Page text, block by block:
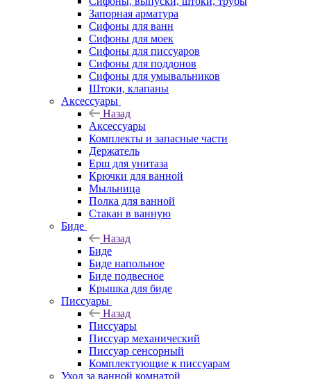
Запорная арматура
Сифоны для ванн
Сифоны для моек
Сифоны для писсуаров
Сифоны для поддонов
Сифоны для умывальников
Штоки, клапаны
Аксессуары
Назад
Аксессуары
Комплекты и запасные части
Держатель
Ерш для унитаза
Крючки для ванной
Мыльница
Полка для ванной
Стакан в ванную
Биде
Назад
Биде
Биде напольное
Биде подвесное
Крышка для биде
Писсуары
Назад
Писсуары
Писсуар механический
Писсуар сенсорный
Комплектующие к писсуарам
Уход за ванной комнатой